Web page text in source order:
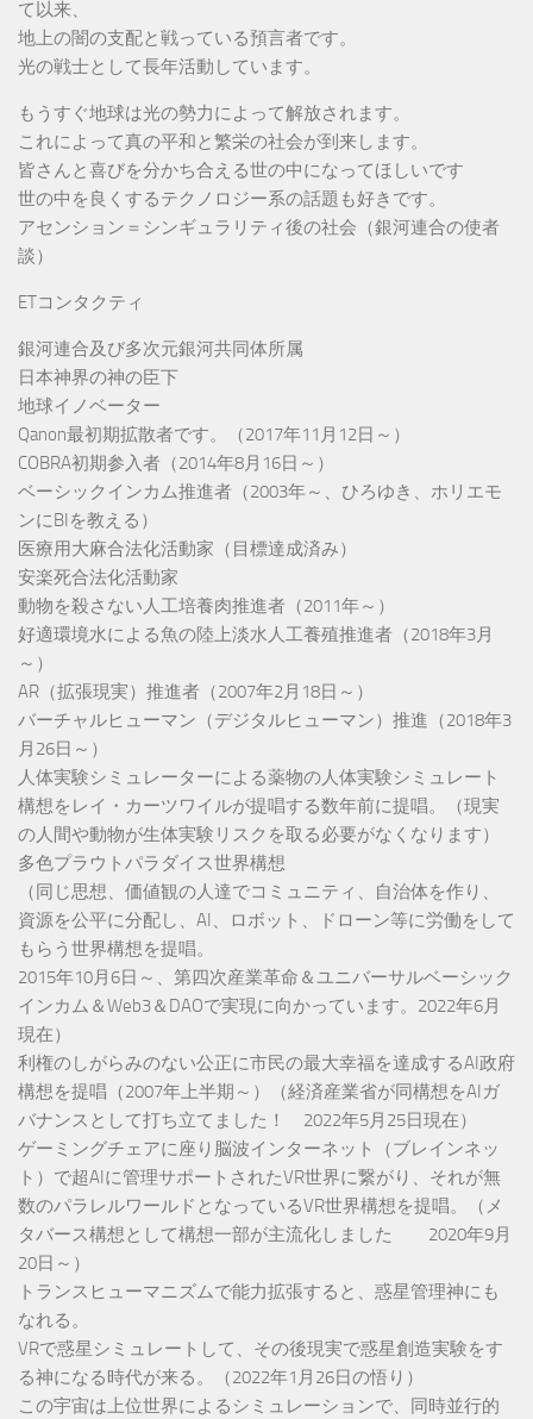
て以来、
地上の闇の支配と戦っている預言者です。
光の戦士として長年活動しています。
もうすぐ地球は光の勢力によって解放されます。
これによって真の平和と繁栄の社会が到来します。
皆さんと喜びを分かち合える世の中になってほしいです
世の中を良くするテクノロジー系の話題も好きです。
アセンション＝シンギュラリティ後の社会（銀河連合の使者
談）
ETコンタクティ
銀河連合及び多次元銀河共同体所属
日本神界の神の臣下
地球イノベーター
Qanon最初期拡散者です。（2017年11月12日～）
COBRA初期参入者（2014年8月16日～）
ベーシックインカム推進者（2003年～、ひろゆき、ホリエモ
ンにBIを教える）
医療用大麻合法化活動家（目標達成済み）
安楽死合法化活動家
動物を殺さない人工培養肉推進者（2011年～）
好適環境水による魚の陸上淡水人工養殖推進者（2018年3月
～）
AR（拡張現実）推進者（2007年2月18日～）
バーチャルヒューマン（デジタルヒューマン）推進（2018年3
月26日～）
人体実験シミュレーターによる薬物の人体実験シミュレート
構想をレイ・カーツワイルが提唱する数年前に提唱。（現実
の人間や動物が生体実験リスクを取る必要がなくなります）
多色プラウトパラダイス世界構想
（同じ思想、価値観の人達でコミュニティ、自治体を作り、
資源を公平に分配し、AI、ロボット、ドローン等に労働をして
もらう世界構想を提唱。
2015年10月6日～、第四次産業革命＆ユニバーサルベーシック
インカム＆Web3＆DAOで実現に向かっています。2022年6月
現在）
利権のしがらみのない公正に市民の最大幸福を達成するAI政府
構想を提唱（2007年上半期～）（経済産業省が同構想をAIガ
バナンスとして打ち立てました！ 2022年5月25日現在）
ゲーミングチェアに座り脳波インターネット（ブレインネッ
ト）で超AIに管理サポートされたVR世界に繋がり、それが無
数のパラレルワールドとなっているVR世界構想を提唱。（メ
タバース構想として構想一部が主流化しました 2020年9月
20日～）
トランスヒューマニズムで能力拡張すると、惑星管理神にも
なれる。
VRで惑星シミュレートして、その後現実で惑星創造実験をす
る神になる時代が来る。（2022年1月26日の悟り）
この宇宙は上位世界によるシミュレーションで、同時並行的